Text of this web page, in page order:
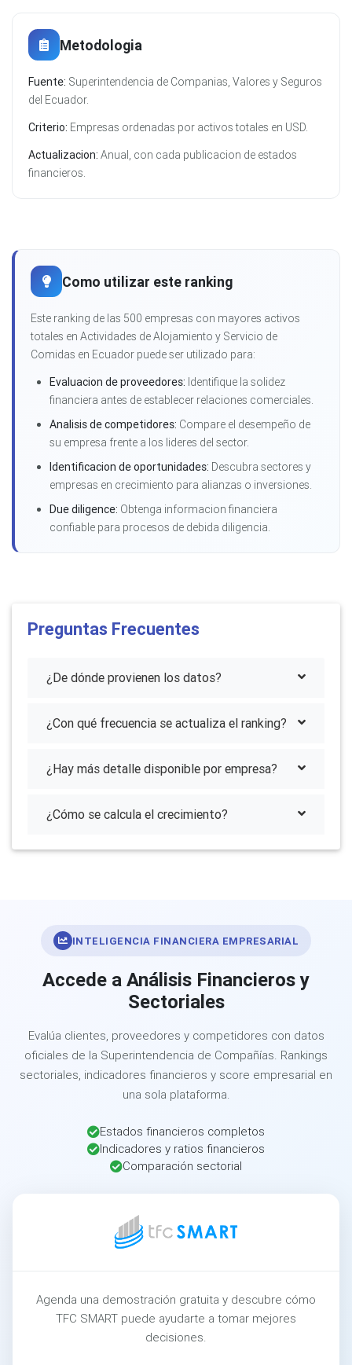
Metodologia
Fuente: Superintendencia de Companias, Valores y Seguros
del Ecuador.
Criterio: Empresas ordenadas por activos totales en USD.
Actualizacion: Anual, con cada publicacion de estados
financieros.
Como utilizar este ranking
Este ranking de las 500 empresas con mayores activos
totales en Actividades de Alojamiento y Servicio de
Comidas en Ecuador puede ser utilizado para:
Evaluacion de proveedores: Identifique la solidez
financiera antes de establecer relaciones comerciales.
Analisis de competidores: Compare el desempeño de
su empresa frente a los lideres del sector.
Identificacion de oportunidades: Descubra sectores y
empresas en crecimiento para alianzas o inversiones.
Due diligence: Obtenga informacion financiera
confiable para procesos de debida diligencia.
Preguntas Frecuentes
¿De dónde provienen los datos?
¿Con qué frecuencia se actualiza el ranking?
¿Hay más detalle disponible por empresa?
¿Cómo se calcula el crecimiento?
INTELIGENCIA FINANCIERA EMPRESARIAL
Accede a Análisis Financieros y
Sectoriales
Evalúa clientes, proveedores y competidores con datos
oficiales de la Superintendencia de Compañías. Rankings
sectoriales, indicadores financieros y score empresarial en
una sola plataforma.
Estados financieros completos
Indicadores y ratios financieros
Comparación sectorial
Agenda una demostración gratuita y descubre cómo
TFC SMART puede ayudarte a tomar mejores
decisiones.